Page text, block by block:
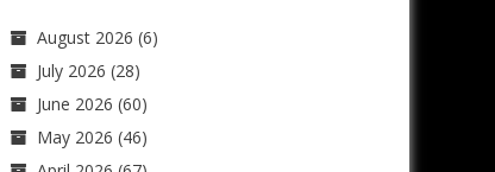
August 2026 (6)
July 2026 (28)
June 2026 (60)
May 2026 (46)